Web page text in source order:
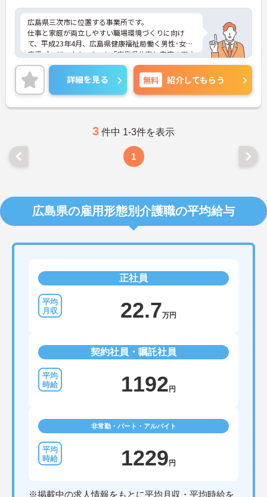
広島県三次市に位置する事業所です。
仕事と家庭が両立しやすい職場環境づくりに向け
て、平成23年4月、広島県健康福祉局働く男性･女性
応援プロジェクト･チーム「広島県仕事と家庭の両立
支援企業登録制度」に登録済、仕事と家庭の両立を
支援するための環境の整備を図り、職場風土改革に
も取り組んでいます。
ご興味ある方には、面接対策ポイントなど、さらに
詳細をお話しいたしますのでお気軽にご相談くださ
詳細を見る 無料 紹介してもらう
3 件中 1-3件を表示
1
広島県の雇用形態別介護職の平均給与
正社員
22.7万円
契約社員・嘱託社員
1192 円
非常勤・パート・アルバイト
1229 円
※掲載中の求人情報をもとに平均月収・平均時給を